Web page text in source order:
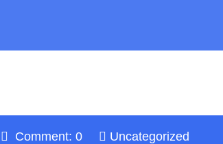
Comment: 0 Uncategorized